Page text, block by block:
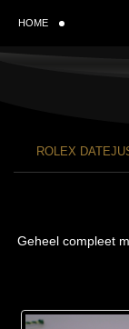
HOME
ROLEX
Geheel compleet